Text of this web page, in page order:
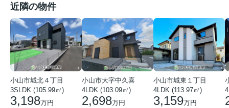
近隣の物件
小山市城北４丁目
3SLDK (105.99㎡)
3,198万円
小山市大字中久喜
4LDK (103.09㎡)
2,698万円
小山市城東１丁目
4LDK (113.97㎡)
3,159万円